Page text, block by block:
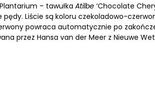
– tawułka Atilbe ‘Chocolate
pędy. Liście są koloru czekoladowo-
powraca automatycznie po
przez Hansa van der Meer z Nieuwe